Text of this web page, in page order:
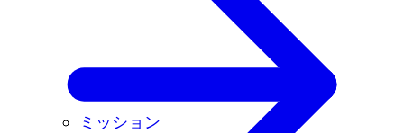
ミッション